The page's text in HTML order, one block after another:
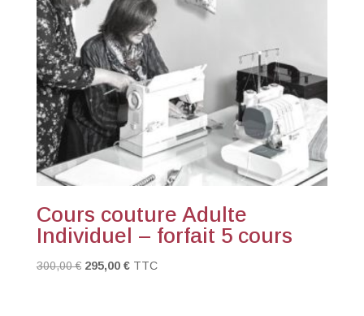
Cours couture Adulte
Individuel – forfait 5 cours
300,00€ Le
295,00 €LeTTC